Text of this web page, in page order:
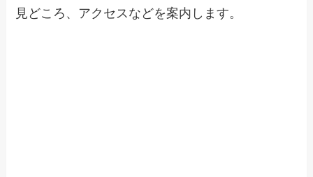
見どころ、アクセスなどを案内します。